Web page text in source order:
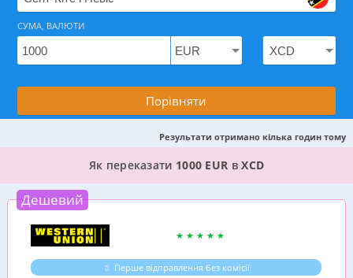
Знайдіть найкращий спосіб як відправити гроші в
СУМА, ВАЛЮТИ
Порівняти
Результати отримано кілька годин тому
3 КРАЩИХ ВАРІАНТИ, ДЕ МОЖНА ПЕРЕКАЗАТИ
Як переказати 1000 EUR вXCD
Дешевий
Перше відправлення без комісії